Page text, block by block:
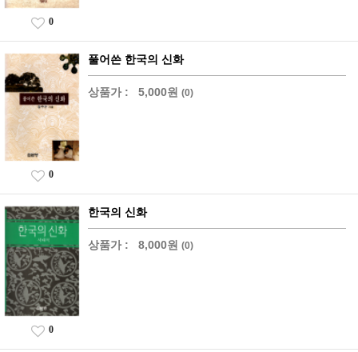
0
풀어쓴 한국의 신화
상품가 : 5,000원 (0)
0
한국의 신화
상품가 : 8,000원 (0)
0